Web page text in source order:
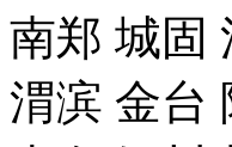
南郑 城固
渭滨 金台